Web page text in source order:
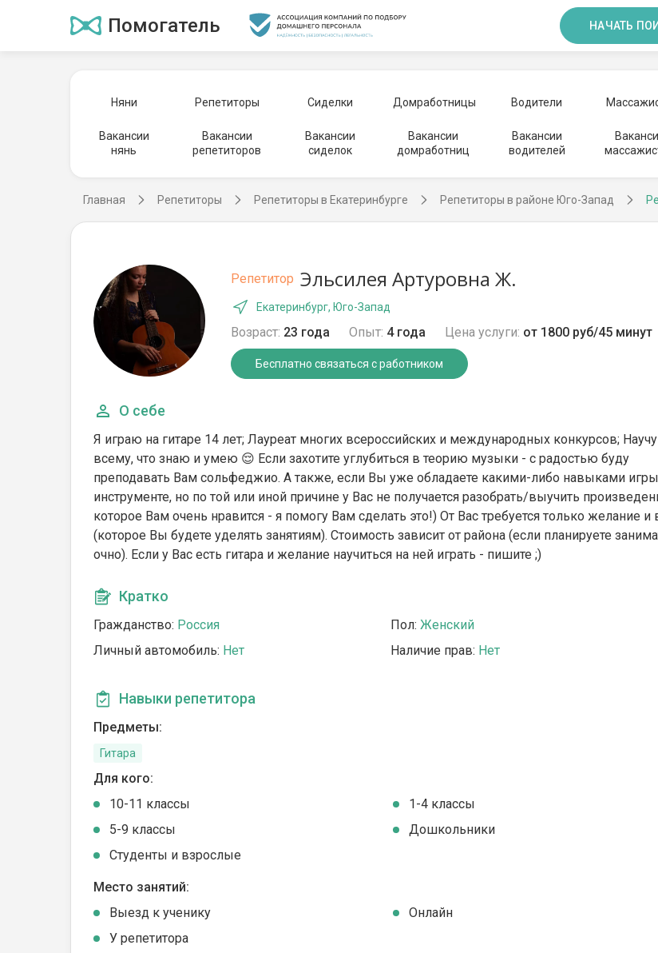
Помогатель НАЧАТЬ
Няни Репетиторы Сиделки Домработницы Водители
Вакансии
нянь
Вакансии
репетиторов
Вакансии
сиделок
Вакансии
домработниц
Вакансии
водителей
Главная Репетиторы Репетиторы в Екатеринбурге Репетиторы в районе Юго-Запад
Репетитор Эльсилея Артуровна Ж.
Екатеринбург, Юго-Запад
Возраст: 23 года Опыт: 4 года Цена услуги: от 1800 руб/45 минут
Бесплатно связаться с работником
О себе
Я играю на гитаре 14 лет; Лауреат многих всероссийских и международных конкурсов;
всему, что знаю и умею 😌 Если захотите углубиться в теорию музыки - с радостью буду
преподавать Вам сольфеджио. А также, если Вы уже обладаете какими-либо навыками
инструменте, но по той или иной причине у Вас не получается разобрать/выучить
которое Вам очень нравится - я помогу Вам сделать это!) От Вас требуется только желание и
(которое Вы будете уделять занятиям). Стоимость зависит от района (если планируете
очно). Если у Вас есть гитара и желание научиться на ней играть - пишите ;)
Кратко
Гражданство: Россия Пол: Женский
Личный автомобиль: Нет Наличие прав: Нет
Навыки репетитора
Предметы:
Гитара
Для кого:
10-11 классы
1-4 классы
5-9 классы
Дошкольники
Студенты и взрослые
Место занятий:
Выезд к ученику
Онлайн
У репетитора